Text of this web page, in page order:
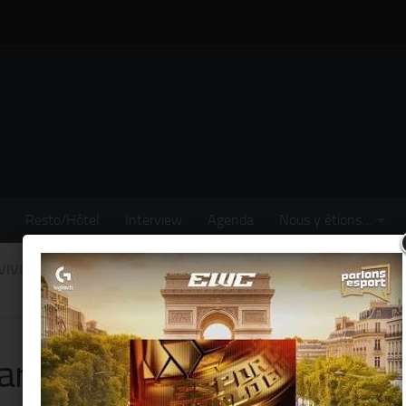
Resto/Hôtel Interview Agenda Nous y étions…
/ BUSINESS / CÉRÉMONIE / HIGH-TECH / NOUS AVONS
» célèbre avec les